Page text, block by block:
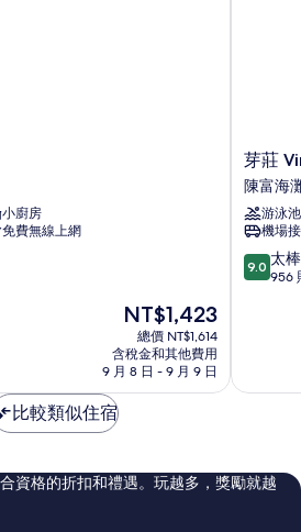
小廚房
免費無線上網
現
價
格
為
NT$1,423
總價 NT$1,614
含稅金和其他費用
9 月 8 日 - 9 月 9 日
芽
莊
Vinpearl
度
假
村
芽莊
陳富海
游泳池
機場
9.0
分，
棒
評
論
9.0 太
956
比較類似住宿
資格的折扣和禮遇。玩越多，獎勵就越